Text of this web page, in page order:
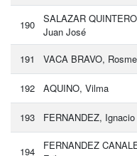
190
SALAZAR
Juan José
191 VACA BRAVO,
192 AQUINO, Vilma
193 FERNANDEZ, Ignacio
194
FERNANDEZ